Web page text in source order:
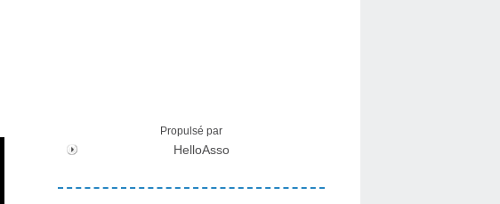
Propulsé par
HelloAsso